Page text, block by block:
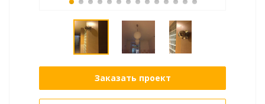
Заказать проект